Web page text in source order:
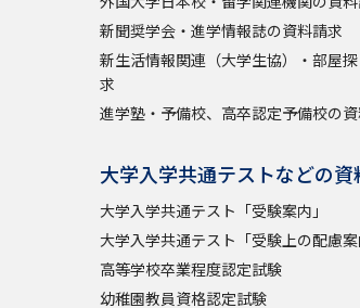
新聞奨学会・進学情報誌の資料請求
新生活情報関連（大学生協）・部屋
求
進学塾・予備校、高卒認定予備校の
大学入学共通テストなどの資
大学入学共通テスト「受験案内」
大学入学共通テスト「受験上の配慮案
高等学校卒業程度認定試験
幼稚園教員資格認定試験